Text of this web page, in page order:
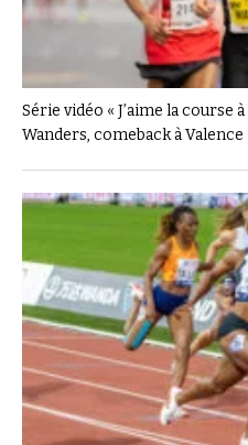
Série vidéo « J’aime la course
Wanders, comeback à Valence